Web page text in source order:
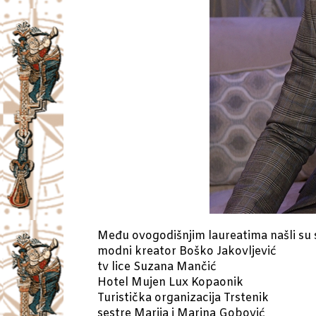
Među ovogodišnjim laureatima našli su
modni kreator Boško Jakovljević
tv lice Suzana Mančić
Hotel Mujen Lux Kopaonik
Turistička organizacija Trstenik